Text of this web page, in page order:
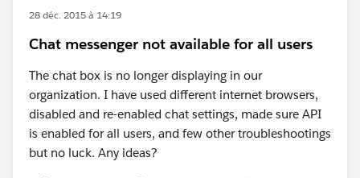
28 déc. 2015 à 14:19
Chat messenger not available for all users
The chat box is no longer displaying in our
organization. I have used different internet browsers,
disabled and re-enabled chat settings, made sure API
is enabled for all users, and few other troubleshootings
but no luck. Any ideas?